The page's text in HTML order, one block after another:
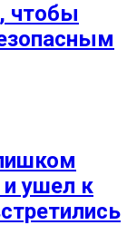
чтобы
ушел к